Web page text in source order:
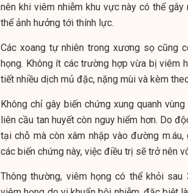
nên khi viêm nhiễm khu vực này có thể
thể ảnh hưởng tới thính lực.
Các xoang tự nhiên trong xương sọ cũng
họng. Không ít các trường hợp vừa bị viêm
tiết nhiều dịch mủ đặc, nặng mùi và kèm
Không chỉ gây biến chứng xung quanh
liên cầu tan huyết còn nguy hiểm hơn. Do
tại chỗ mà còn xâm nhập vào đường
các biến chứng này, việc điều trị sẽ trở nên
Thông thường, viêm họng có thể khỏi